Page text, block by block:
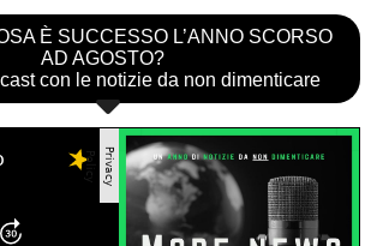
È SUCCESSO L’ANNO SCORSO
AD AGOSTO?
con le notizie da non dimenticare